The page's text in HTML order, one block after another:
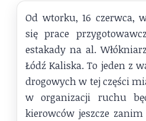
Od wtorku, 16 czerwca,
się prace
estakady na al.
Łódź Kaliska. To jeden z
drogowych w tej części
w organizacji ruchu
kierowców jeszcze